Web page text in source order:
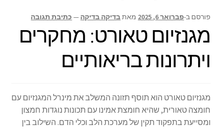
פורסם ב-פברואר 6, 2025 מאתבדיקה בדיקה — כתיבת תגובה
מגנזיום טאורט: מחקרים
ויתרונות בריאותיים
מגנזיום טאורט הוא תוסף תזונה המשלב את מינרל המגנזיום עם
חומצה טאורית, שהיא חומצת אמינו עם תכונות נוגדות חמצון
ומסייעת בתפקוד תקין של מערכת הלב וכלי הדם. השילוב בין